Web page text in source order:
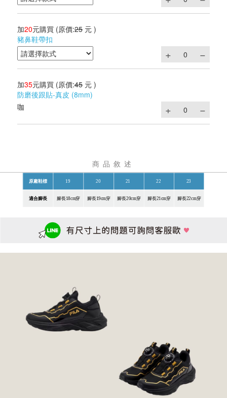
加20元購買 (原價:25 元 )
豬鼻鞋帶扣
加35元購買 (原價:45 元 )
防磨後跟貼-真皮 (8mm)
咖
商品敘述